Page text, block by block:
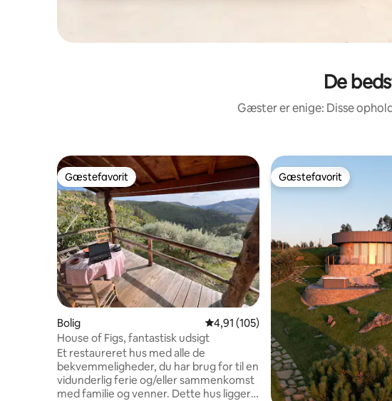
De
Gæster er enige: Disse
Gæstefavorit
Gæstefavorit
Bolig 4,91 ud af 5 i gennemsnitlig
4,91 (105)
House of Figs, fantastisk udsigt
Et restaureret hus med alle de
bekvemmeligheder, du har brug for til en
vidunderlig ferie og/eller sammenkomst
med familie og venner. Dette hus ligger i
Gæstefavorit
Gæstefavorit